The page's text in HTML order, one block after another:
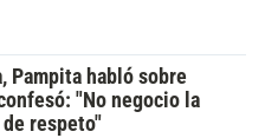
Pampita habló sobre
"No negocio la
respeto"